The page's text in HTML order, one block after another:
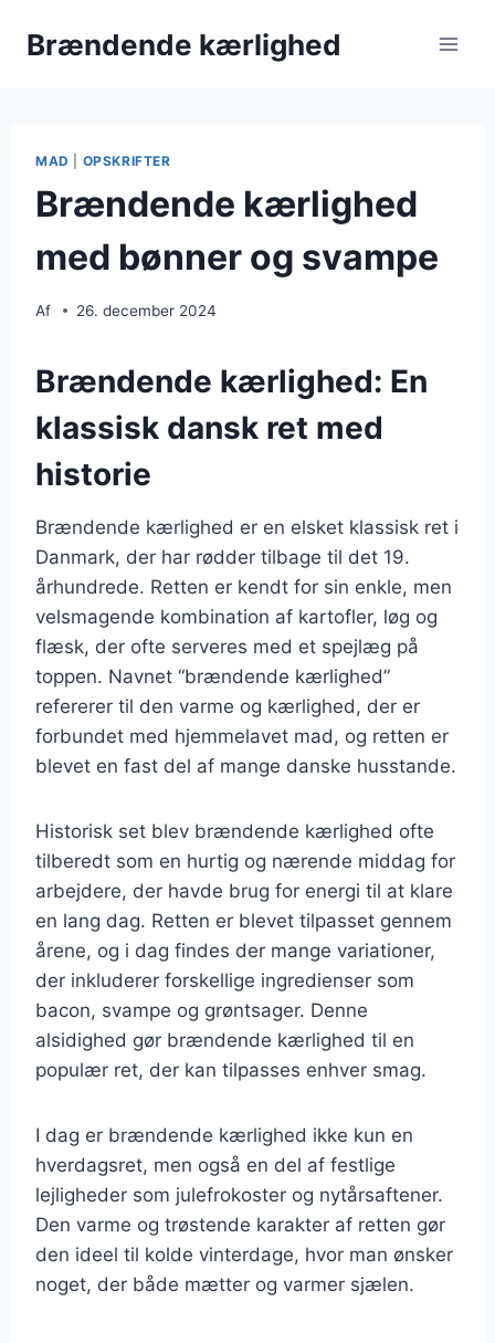
Brændende kærlighed
MAD OPSKRIFTER
Brændende kærlighed
med bønner og svampe
Af 26. december 2024
Brændende kærlighed: En
klassisk dansk ret med
historie
Brændende kærlighed er en elsket klassisk ret i
Danmark, der har rødder tilbage til det 19.
århundrede. Retten er kendt for sin enkle, men
velsmagende kombination af kartofler, løg og
flæsk, der ofte serveres med et spejlæg på
toppen. Navnet “brændende kærlighed”
refererer til den varme og kærlighed, der er
forbundet med hjemmelavet mad, og retten er
blevet en fast del af mange danske husstande.
Historisk set blev brændende kærlighed ofte
tilberedt som en hurtig og nærende middag for
arbejdere, der havde brug for energi til at klare
en lang dag. Retten er blevet tilpasset gennem
årene, og i dag findes der mange variationer,
der inkluderer forskellige ingredienser som
bacon, svampe og grøntsager. Denne
alsidighed gør brændende kærlighed til en
populær ret, der kan tilpasses enhver smag.
I dag er brændende kærlighed ikke kun en
hverdagsret, men også en del af festlige
lejligheder som julefrokoster og nytårsaftener.
Den varme og trøstende karakter af retten gør
den ideel til kolde vinterdage, hvor man ønsker
noget, der både mætter og varmer sjælen.